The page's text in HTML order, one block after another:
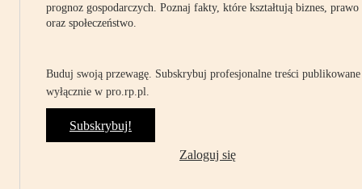
prognoz gospodarczych. Poznaj fakty, które kształtują biznes, prawo
oraz społeczeństwo.
Buduj swoją przewagę. Subskrybuj profesjonalne treści publikowane
wyłącznie w pro.rp.pl.
Subskrybuj!
Zaloguj się